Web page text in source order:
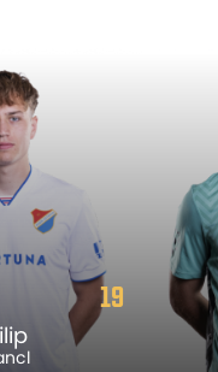
19